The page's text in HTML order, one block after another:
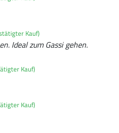
Kauf)
Ideal zum Gassi gehen.
Kauf)
Kauf)